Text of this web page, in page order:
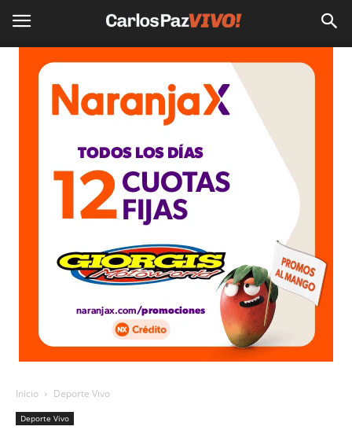
Inicio Deporte Vivo
Deporte Vivo